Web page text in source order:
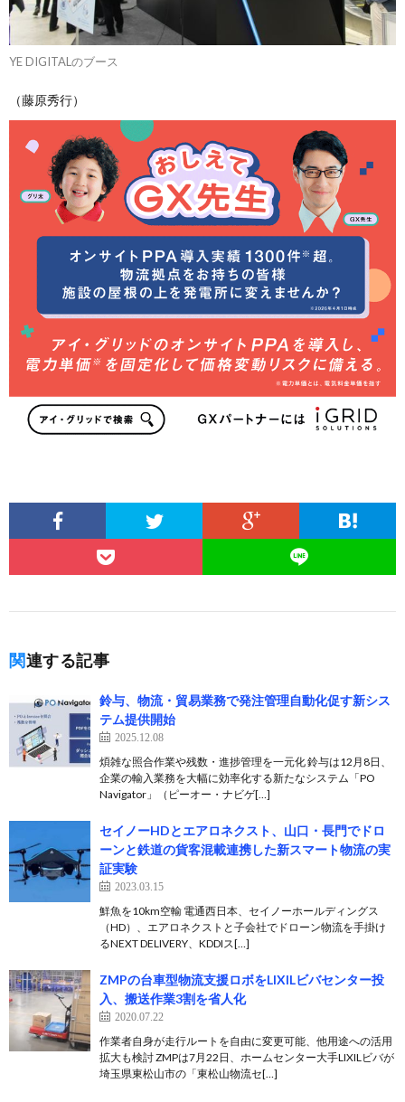
YE DIGITALのブース
（藤原秀行）
関連する記事
鈴与、物流・貿易業務で発注管理自動化促す新シス
テム提供開始
2025.12.08
煩雑な照合作業や残数・進捗管理を一元化 鈴与は12月8日、
企業の輸入業務を大幅に効率化する新たなシステム「PO
Navigator」（ピーオー・ナビゲ[…]
セイノーHDとエアロネクスト、山口・長門でドロ
ーンと鉄道の貨客混載連携した新スマート物流の実
証実験
2023.03.15
鮮魚を10km空輸 電通西日本、セイノーホールディングス
（HD）、エアロネクストと子会社でドローン物流を手掛け
るNEXT DELIVERY、KDDIス[…]
ZMPの台車型物流支援ロボをLIXILビバセンター投
入、搬送作業3割を省人化
2020.07.22
作業者自身が走行ルートを自由に変更可能、他用途への活用
拡大も検討 ZMPは7月22日、ホームセンター大手LIXILビバが
埼玉県東松山市の「東松山物流セ[…]